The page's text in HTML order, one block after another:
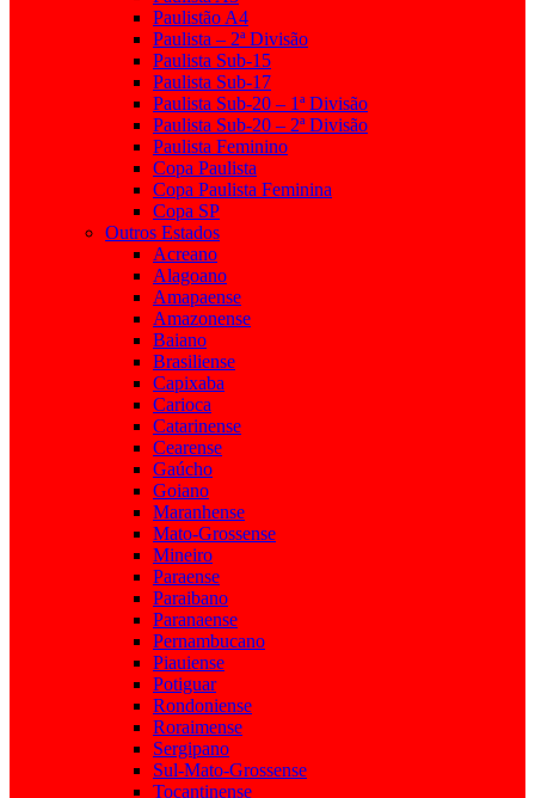
Paulistão A4
Paulista – 2ª Divisão
Paulista Sub-15
Paulista Sub-17
Paulista Sub-20 – 1ª Divisão
Paulista Sub-20 – 2ª Divisão
Paulista Feminino
Copa Paulista
Copa Paulista Feminina
Copa SP
Outros Estados
Acreano
Alagoano
Amapaense
Amazonense
Baiano
Brasiliense
Capixaba
Carioca
Catarinense
Cearense
Gaúcho
Goiano
Maranhense
Mato-Grossense
Mineiro
Paraense
Paraibano
Paranaense
Pernambucano
Piauiense
Potiguar
Rondoniense
Roraimense
Sergipano
Sul-Mato-Grossense
Tocantinense